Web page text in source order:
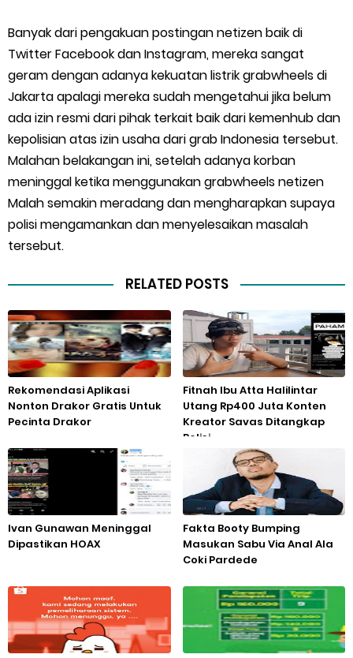
Banyak dari pengakuan postingan netizen baik di
Twitter Facebook dan Instagram, mereka sangat
geram dengan adanya kekuatan listrik grabwheels di
Jakarta apalagi mereka sudah mengetahui jika belum
ada izin resmi dari pihak terkait baik dari kemenhub dan
kepolisian atas izin usaha dari grab Indonesia tersebut.
Malahan belakangan ini, setelah adanya korban
meninggal ketika menggunakan grabwheels netizen
Malah semakin meradang dan mengharapkan supaya
polisi mengamankan dan menyelesaikan masalah
tersebut.
RELATED POSTS
Rekomendasi Aplikasi
Nonton Drakor Gratis Untuk
Pecinta Drakor
Fitnah Ibu Atta Halilintar
Utang Rp400 Juta Konten
Kreator Savas Ditangkap
Polisi
Ivan Gunawan Meninggal
Dipastikan HOAX
Fakta Booty Bumping
Masukan Sabu Via Anal Ala
Coki Pardede